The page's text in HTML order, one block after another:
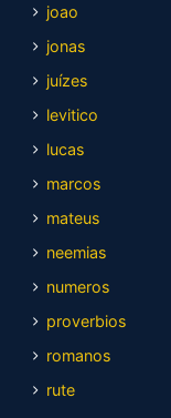
joao
jonas
juízes
levitico
lucas
marcos
mateus
neemias
numeros
proverbios
romanos
rute